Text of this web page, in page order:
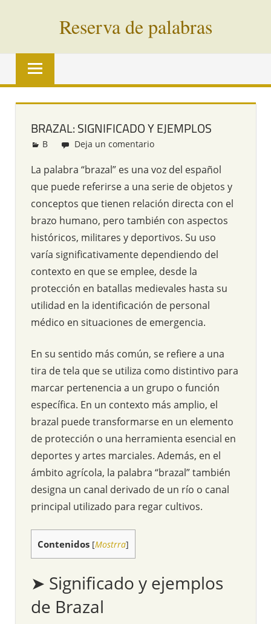
Reserva de palabras
Palabras
vías
todo
mundo
BRAZAL: SIGNIFICADO Y EJEMPLOS
Redacción
B Deja un comentario
La palabra “brazal” es una voz del español
que puede referirse a una serie de objetos y
conceptos que tienen relación directa con el
brazo humano, pero también con aspectos
históricos, militares y deportivos. Su uso
varía significativamente dependiendo del
contexto en que se emplee, desde la
protección en batallas medievales hasta su
utilidad en la identificación de personal
médico en situaciones de emergencia.
En su sentido más común, se refiere a una
tira de tela que se utiliza como distintivo para
marcar pertenencia a un grupo o función
específica. En un contexto más amplio, el
brazal puede transformarse en un elemento
de protección o una herramienta esencial en
deportes y artes marciales. Además, en el
ámbito agrícola, la palabra “brazal” también
designa un canal derivado de un río o canal
principal utilizado para regar cultivos.
Contenidos [Mostrra]
➤ Significado y ejemplos
de Brazal